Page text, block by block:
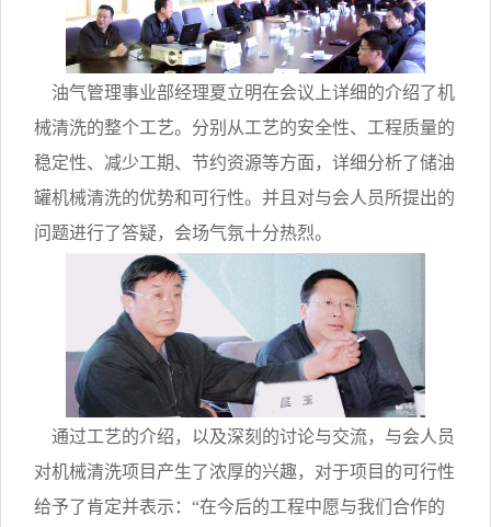
油气管理事业部经理夏立明在会议上详细的介绍了机
械清洗的整个工艺。分别从工艺的安全性、工程质量的
稳定性、减少工期、节约资源等方面，详细分析了储油
罐机械清洗的优势和可行性。并且对与会人员所提出的
问题进行了答疑，会场气氛十分热烈。
通过工艺的介绍，以及深刻的讨论与交流，与会人员
对机械清洗项目产生了浓厚的兴趣，对于项目的可行性
给予了肯定并表示：“在今后的工程中愿与我们合作的